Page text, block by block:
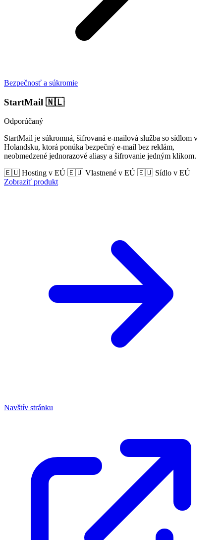
Bezpečnosť a súkromie
StartMail 🇳🇱
Odporúčaný
StartMail je súkromná, šifrovaná e-mailová služba so sídlom v
Holandsku, ktorá ponúka bezpečný e-mail bez reklám,
neobmedzené jednorazové aliasy a šifrovanie jedným klikom.
🇪🇺 Hosting v EÚ 🇪🇺 Vlastnené v EÚ 🇪🇺 Sídlo v EÚ
Zobraziť produkt
Navštív stránku